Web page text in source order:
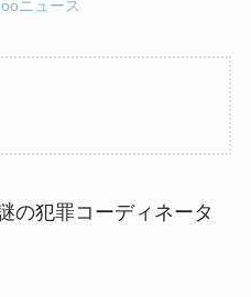
ニュース
の犯罪コーディネータ